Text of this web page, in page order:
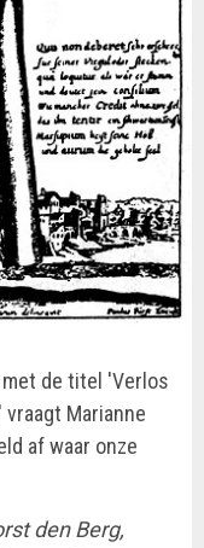
met de titel 'Verlos
Marianne
af waar onze
den Berg,